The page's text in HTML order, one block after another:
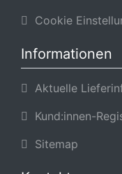
Cookie
Informationen
Aktuelle
Kund:innen-
Sitemap